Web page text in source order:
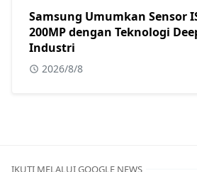
Samsung Umumkan Sensor
200MP dengan Teknologi
Industri
2026/8/8
IKUTI MELALUI GOOGLE NEWS